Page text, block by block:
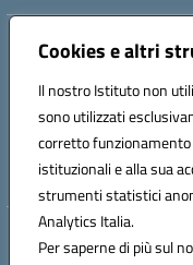
Cookies e altri
Il nostro Istituto non
sono utilizzati
corretto
istituzionali e alla sua
strumenti statistici
Analytics Italia.
Per saperne di più sul
Indirizzo:Corso Fornari, 1 -
Posta elettronica
Codice fiscale:
Codice meccanografico:
Hosting &